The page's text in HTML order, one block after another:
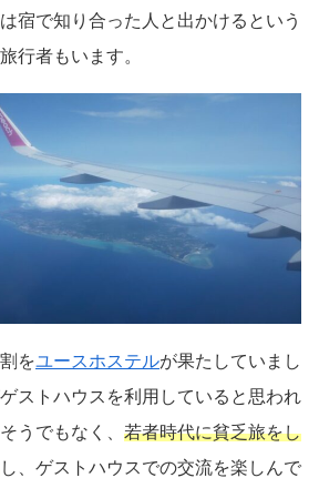
宿で知り合った人と出かけるという
行者もいます。
をユースホステルが果たしていまし
ストハウスを利用していると思われ
うでもなく、 若者時代に貧乏旅をし
し、ゲストハウスでの交流を楽しんで